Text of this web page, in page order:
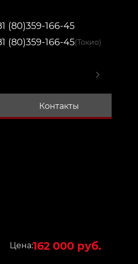
(80)359-166-45
(80)359-166-45(Токио)
Контакты
Цена:162 000 руб.